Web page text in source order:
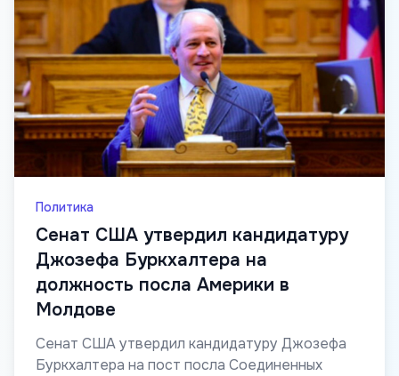
Политика
Сенат США утвердил кандидатуру
Джозефа Буркхалтера на
должность посла Америки в
Молдове
Сенат США утвердил кандидатуру Джозефа
Буркхалтера на пост посла Соединенных